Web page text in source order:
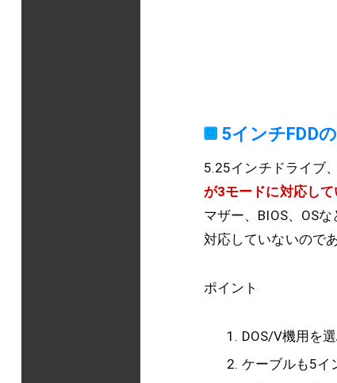
5インチFDD
5.25インチドライブ
が3モードに対応して
マザー、BIOS、OS
対応していないので
ポイント
DOS/V機用を
ケーブルも5イ